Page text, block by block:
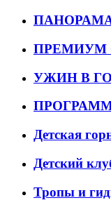
ПРЕМИУМ
УЖИН В
Детская
Детский
Тропы и